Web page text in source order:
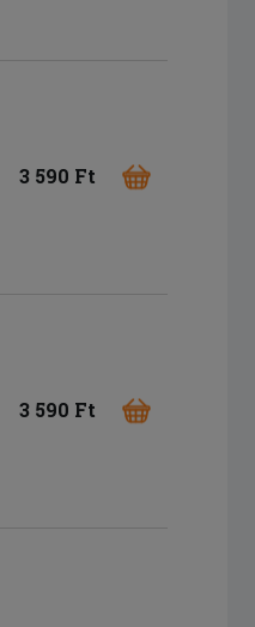
3 590 Ft
3 590 Ft